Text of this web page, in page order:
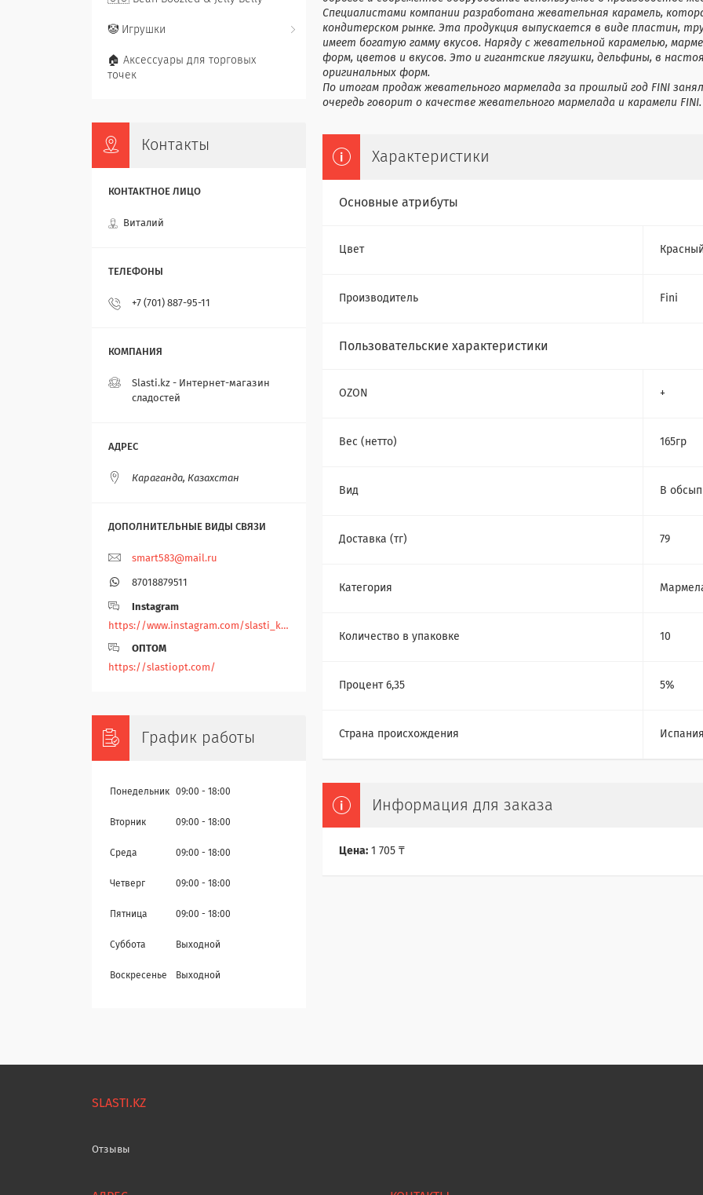
Специалистами компании разработана жевательная карамель,
кондитерском рынке. Эта продукция выпускается в виде пластин,
имеет богатую гамму вкусов. Наряду с жевательной карамелью,
форм, цветов и вкусов. Это и гигантские лягушки, дельфины, в
оригинальных форм.
По итогам продаж жевательного мармелада за прошлый год FINI
очередь говорит о качестве жевательного мармелада и карамели FINI.
Характеристики
Основные атрибуты
Цвет
Производитель Fini
Пользовательские характеристики
OZON +
Вес (нетто) 165гр
Вид В
Доставка (тг) 79
Категория
Количество в упаковке 10
Процент 6,35 5%
Страна происхождения
Информация для заказа
Цена: 1 705 ₸
🤡 Игрушки
🏠 Аксессуары для торговых
точек
Контакты
Виталий
+7 (701) 887-95-11
Slasti.kz - Интернет-магазин
сладостей
Караганда, Казахстан
smart583@mail.ru
87018879511
Instagram
https://www.instagram.com/slasti_kz/
ОПТОМ
https://slastiopt.com/
График работы
Понедельник 09:00 18:00
Вторник 09:00 18:00
Среда 09:00 18:00
Четверг 09:00 18:00
Пятница 09:00 18:00
Суббота Выходной
Воскресенье Выходной
SLASTI.KZ
Отзывы